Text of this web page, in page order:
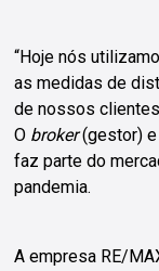
“Hoje nós
as medidas de
de nossos
O broker(gestor) e
faz parte do
pandemia.
A empresa RE/